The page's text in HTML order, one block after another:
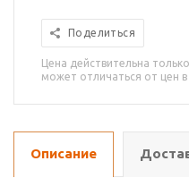
Поделиться
Цена действительна
может отличаться от цен
Описание